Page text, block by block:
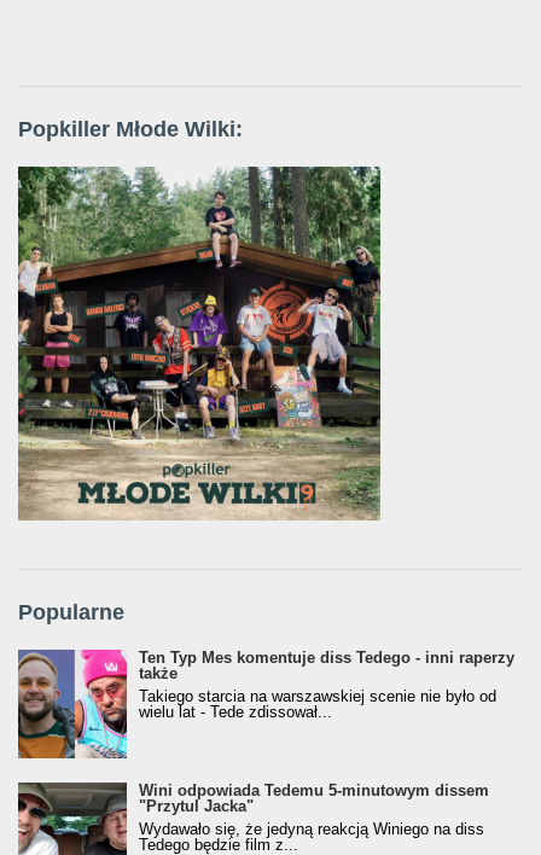
Popkiller Młode Wilki:
Popularne
Ten Typ Mes komentuje diss Tedego - inni raperzy
także
Takiego starcia na warszawskiej scenie nie było od
wielu lat - Tede zdissował...
Wini odpowiada Tedemu 5-minutowym dissem
"Przytul Jacka"
Wydawało się, że jedyną reakcją Winiego na diss
Tedego będzie film z...